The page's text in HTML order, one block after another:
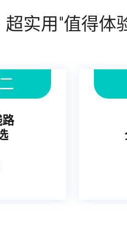
超实用"值得体
路